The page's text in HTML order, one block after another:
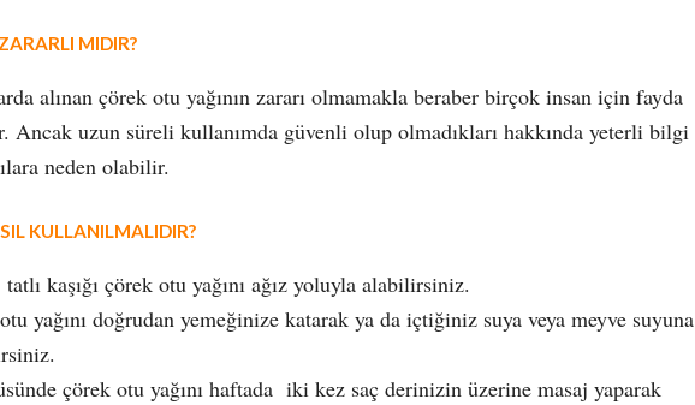
MIDIR?
alınan çörek otu yağının zararı olmamakla beraber birçok insan için fayda
Ancak uzun süreli kullanımda güvenli olup olmadıkları hakkında yeterli bilgi
neden olabilir.
KULLANILMALIDIR?
kaşığı çörek otu yağını ağız yoluyla alabilirsiniz.
yağını doğrudan yemeğinize katarak ya da içtiğiniz suya veya meyve suyuna
çörek otu yağını haftada iki kez saç derinizin üzerine masaj yaparak